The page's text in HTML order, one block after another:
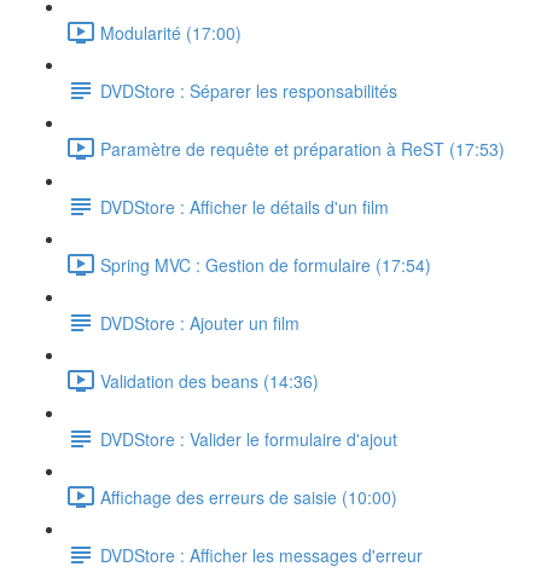
Modularité (17:00)
DVDStore : Séparer les responsabilités
Paramètre de requête et préparation à ReST (17:53)
DVDStore : Afficher le détails d'un film
Spring MVC : Gestion de formulaire (17:54)
DVDStore : Ajouter un film
Validation des beans (14:36)
DVDStore : Valider le formulaire d'ajout
Affichage des erreurs de saisie (10:00)
DVDStore : Afficher les messages d'erreur